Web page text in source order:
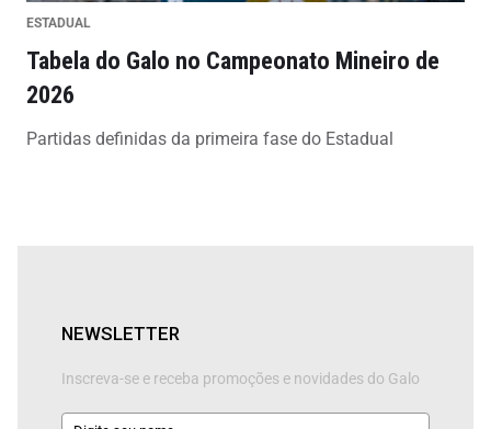
ESTADUAL
Tabela do Galo no Campeonato Mineiro de
2026
Partidas definidas da primeira fase do Estadual
NEWSLETTER
Inscreva-se e receba promoções e novidades do Galo